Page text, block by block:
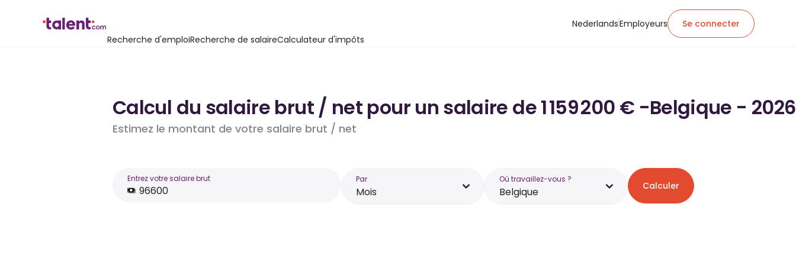
Recherche d'emploiRecherche de salaireCalculateur d'impôts
NederlandsEmployeurs Se connecter
Calcul du salaire brut / net pour un salaire de 1 159 200 € -Belgique - 2026
Estimez le montant de votre salaire brut / net
Entrez votre salaire brut Par
Mois
Où travaillez-vous ?
Belgique Calculer